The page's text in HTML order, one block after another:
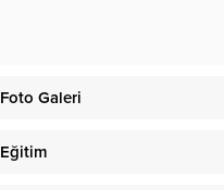
Foto Galeri
Eğitim